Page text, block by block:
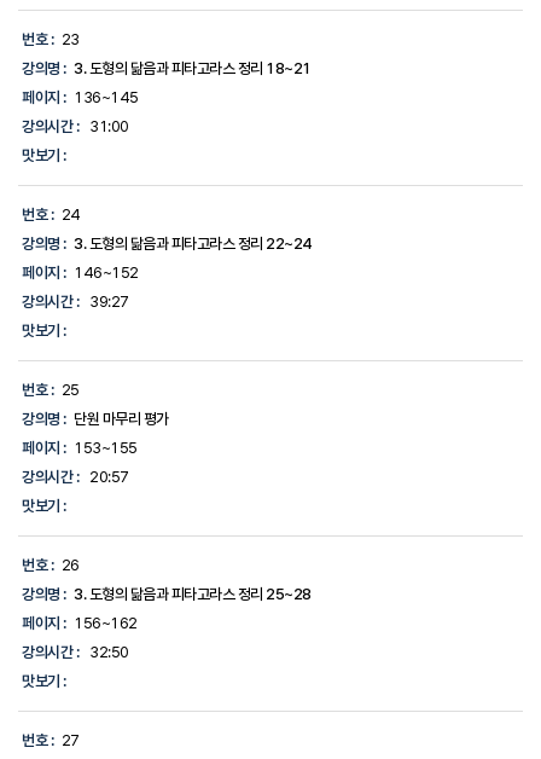
번호 : 23
강의명 : 3. 도형의 닮음과 피타고라스 정리 18~21
페이지 : 136~145
강의시간 :
31:00
맛보기 :
번호 : 24
강의명 : 3. 도형의 닮음과 피타고라스 정리 22~24
페이지 : 146~152
강의시간 :
39:27
맛보기 :
번호 : 25
강의명 : 단원 마무리 평가
페이지 : 153~155
강의시간 :
20:57
맛보기 :
번호 : 26
강의명 : 3. 도형의 닮음과 피타고라스 정리 25~28
페이지 : 156~162
강의시간 :
32:50
맛보기 :
번호 : 27